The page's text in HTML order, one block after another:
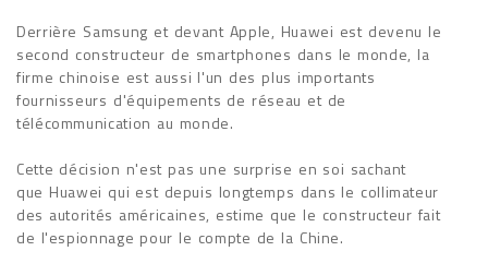
Derrière Samsung et devant Apple, Huawei est devenu le
second constructeur de smartphones dans le monde, la
firme chinoise est aussi l'un des plus importants
fournisseurs d'équipements de réseau et de
télécommunication au monde.
Cette décision n'est pas une surprise en soi sachant
que Huawei qui est depuis longtemps dans le collimateur
des autorités américaines, estime que le constructeur fait
de l'espionnage pour le compte de la Chine.